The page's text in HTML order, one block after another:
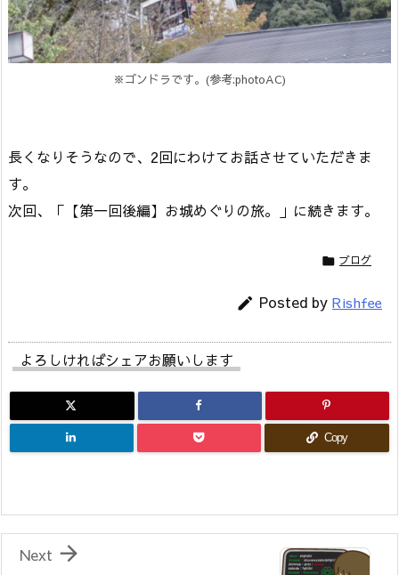
※ゴンドラです。(参考:photoAC)
長くなりそうなので、2回にわけてお話させていただきま
す。
次回、「【第一回後編】お城めぐりの旅。」に続きます。
 ブログ
 Posted by Rishfee
よろしければシェアお願いします
Copy

Next